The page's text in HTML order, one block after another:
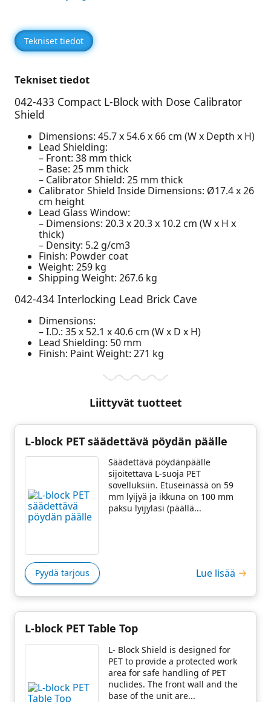
Tekniset tiedot
Tekniset tiedot
042-433 Compact L-Block with Dose Calibrator
Shield
Dimensions: 45.7 x 54.6 x 66 cm (W x Depth x H)
Lead Shielding:
– Front: 38 mm thick
– Base: 25 mm thick
– Calibrator Shield: 25 mm thick
Calibrator Shield Inside Dimensions: Ø17.4 x 26
cm height
Lead Glass Window:
– Dimensions: 20.3 x 20.3 x 10.2 cm (W x H x
thick)
– Density: 5.2 g/cm3
Finish: Powder coat
Weight: 259 kg
Shipping Weight: 267.6 kg
042-434 Interlocking Lead Brick Cave
Dimensions:
– I.D.: 35 x 52.1 x 40.6 cm (W x D x H)
Lead Shielding: 50 mm
Finish: Paint Weight: 271 kg
Liittyvät tuotteet
L-block PET säädettävä pöydän päälle
Säädettävä pöydänpäälle
sijoitettava L-suoja PET
sovelluksiin. Etuseinässä on 59
mm lyijyä ja ikkuna on 100 mm
paksu lyijylasi (päällä...
Pyydä tarjous Lue lisää
L-block PET Table Top
L- Block Shield is designed for
PET to provide a protected work
area for safe handling of PET
nuclides. The front wall and the
base of the unit are...